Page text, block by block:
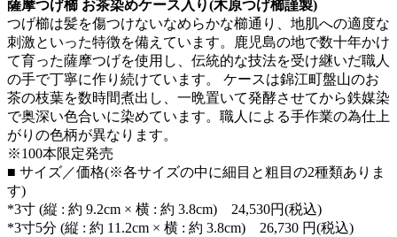
薩摩つげ櫛 お茶染めケース入り(木原つげ櫛謹製)
つげ櫛は髪を傷つけないなめらかな櫛通り、地肌への適度な
刺激といった特徴を備えています。鹿児島の地で数十年かけ
て育った薩摩つげを使用し、伝統的な技法を受け継いだ職人
の手で丁寧に作り続けています。 ケースは錦江町盤山のお
茶の枝葉を数時間煮出し、一晩置いて発酵させてから鉄媒染
で奥深い色合いに染めています。職人による手作業の為仕上
がりの色柄が異なります。
※100本限定発売
■ サイズ／価格(※各サイズの中に細目と粗目の2種類ありま
す)
*3寸 (縦 : 約 9.2cm × 横 : 約 3.8cm) 24,530円(税込)
*3寸5分 (縦 : 約 11.2cm × 横 : 約 3.8cm) 26,730 円(税込)